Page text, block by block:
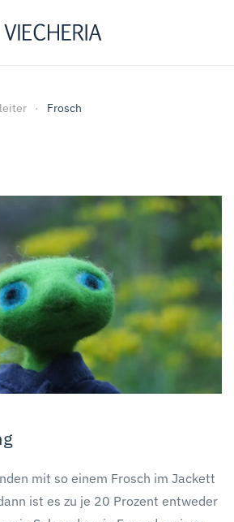
Frosch
mit so einem Frosch im Jackett
ist es zu je 20 Prozent entweder